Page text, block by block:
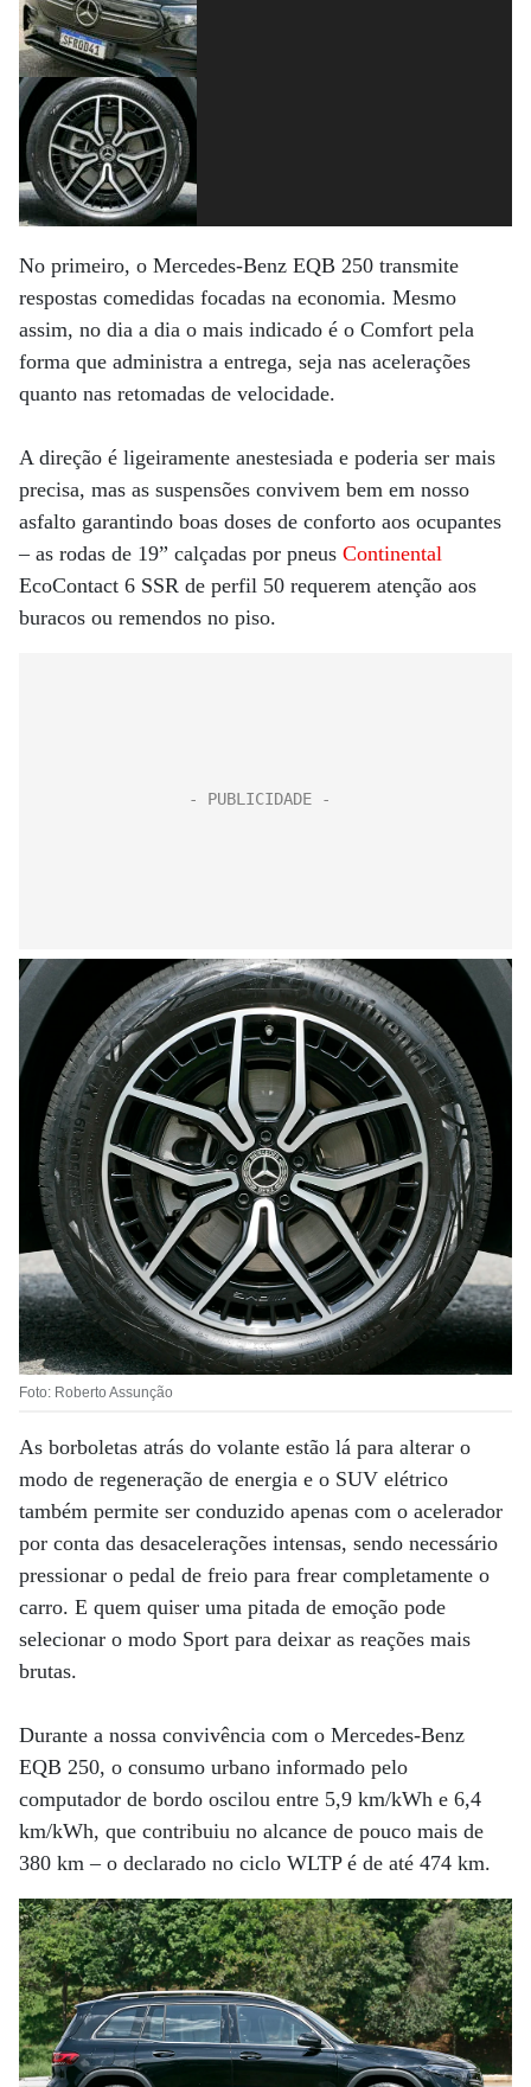
No primeiro, o Mercedes-Benz EQB 250 transmite
respostas comedidas focadas na economia. Mesmo
assim, no dia a dia o mais indicado é o Comfort pela
forma que administra a entrega, seja nas acelerações
quanto nas retomadas de velocidade.
A direção é ligeiramente anestesiada e poderia ser mais
precisa, mas as suspensões convivem bem em nosso
asfalto garantindo boas doses de conforto aos ocupantes
– as rodas de 19” calçadas por pneus Continental
EcoContact 6 SSR de perfil 50 requerem atenção aos
buracos ou remendos no piso.
Foto: Roberto Assunção
As borboletas atrás do volante estão lá para alterar o
modo de regeneração de energia e o SUV elétrico
também permite ser conduzido apenas com o acelerador
por conta das desacelerações intensas, sendo necessário
pressionar o pedal de freio para frear completamente o
carro. E quem quiser uma pitada de emoção pode
selecionar o modo Sport para deixar as reações mais
brutas.
Durante a nossa convivência com o Mercedes-Benz
EQB 250, o consumo urbano informado pelo
computador de bordo oscilou entre 5,9 km/kWh e 6,4
km/kWh, que contribuiu no alcance de pouco mais de
380 km – o declarado no ciclo WLTP é de até 474 km.